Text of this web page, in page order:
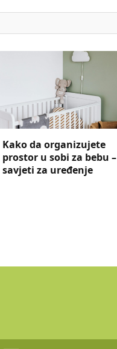
Kako da organizujete
prostor u sobi za bebu –
savjeti za uređenje